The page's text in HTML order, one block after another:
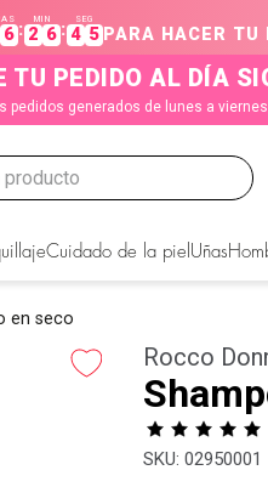
6:
MIN
2 6:
SEG
4 4PARA HACER TU
TU PEDIDO AL DÍA
pedidos generados de lunes a
un producto
Cuidado de la piel Uñas
en seco
Rocco
: 02950001